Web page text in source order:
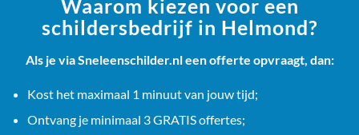
Waarom kiezen voor een
schildersbedrijf in Helmond?
Als je via Sneleenschilder.nl een offerte opvraagt, dan:
Kost het maximaal 1 minuut van jouw tijd;
Ontvang je minimaal 3 GRATIS offertes;